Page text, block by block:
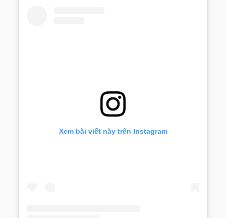
Xem bài viết này trên Instagram